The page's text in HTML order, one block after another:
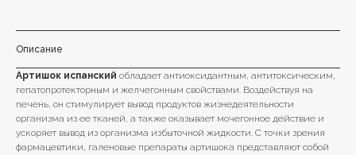
Описание
Артишок испанский обладает антиоксидантным, антитоксическим,
гепатопротекторным и желчегонным свойствами. Воздействуя на
печень, он стимулирует вывод продуктов жизнедеятельности
организма из ее тканей, а также оказывает мочегонное действие и
ускоряет вывод из организма избыточной жидкости. С точки зрения
фармацевтики, галеновые препараты артишока представляют собой